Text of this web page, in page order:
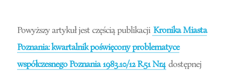
Powyższy artykuł jest częścią publikacji Kronika Miasta
Poznania: kwartalnik poświęcony problematyce
współczesnego Poznania 1983.10/12 R.51 Nr4 dostępnej